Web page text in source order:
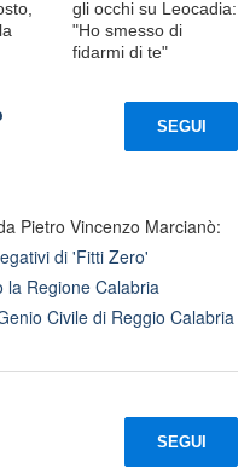
gli occhi su Leocadia:
"Ho smesso di
fidarmi di te"
SEGUI
Pietro Vincenzo Marcianò:
di 'Fitti Zero'
Regione Calabria
Civile di Reggio Calabria
SEGUI